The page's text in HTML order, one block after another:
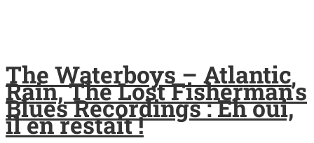
The Waterboys – Atlantic
Rain, The Lost Fisherman’s
Blues Recordings : Eh oui,
il en restait !